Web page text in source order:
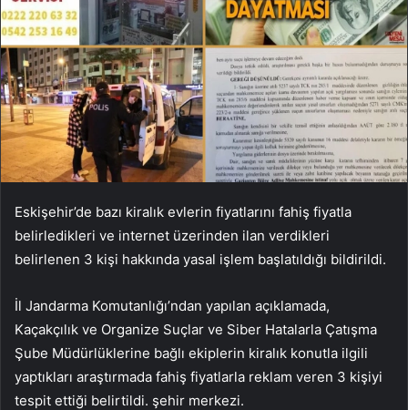
Eskişehir’de bazı kiralık evlerin fiyatlarını fahiş fiyatla
belirledikleri ve internet üzerinden ilan verdikleri
belirlenen 3 kişi hakkında yasal işlem başlatıldığı bildirildi.
İl Jandarma Komutanlığı’ndan yapılan açıklamada,
Kaçakçılık ve Organize Suçlar ve Siber Hatalarla Çatışma
Şube Müdürlüklerine bağlı ekiplerin kiralık konutla ilgili
yaptıkları araştırmada fahiş fiyatlarla reklam veren 3 kişiyi
tespit ettiği belirtildi. şehir merkezi.